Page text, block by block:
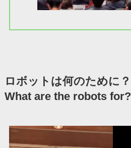
ロボットは何のために？
What are the robots for?